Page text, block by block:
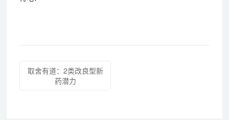
取舍有道：2类改良型新
药潜力